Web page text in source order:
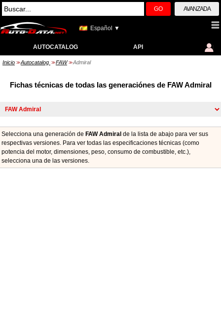
GO AVANZADA
Español ▼
AUTOCATALOG API
Inicio >> Autocatalog >> FAW >> Admiral
Fichas técnicas de todas las generaciónes de FAW Admiral
Selecciona una generación de FAW Admiral de la lista de abajo para ver sus
respectivas versiones. Para ver todas las especificaciones técnicas (como
potencia del motor, dimensiones, peso, consumo de combustible, etc.),
seleccionа una de las versiones.